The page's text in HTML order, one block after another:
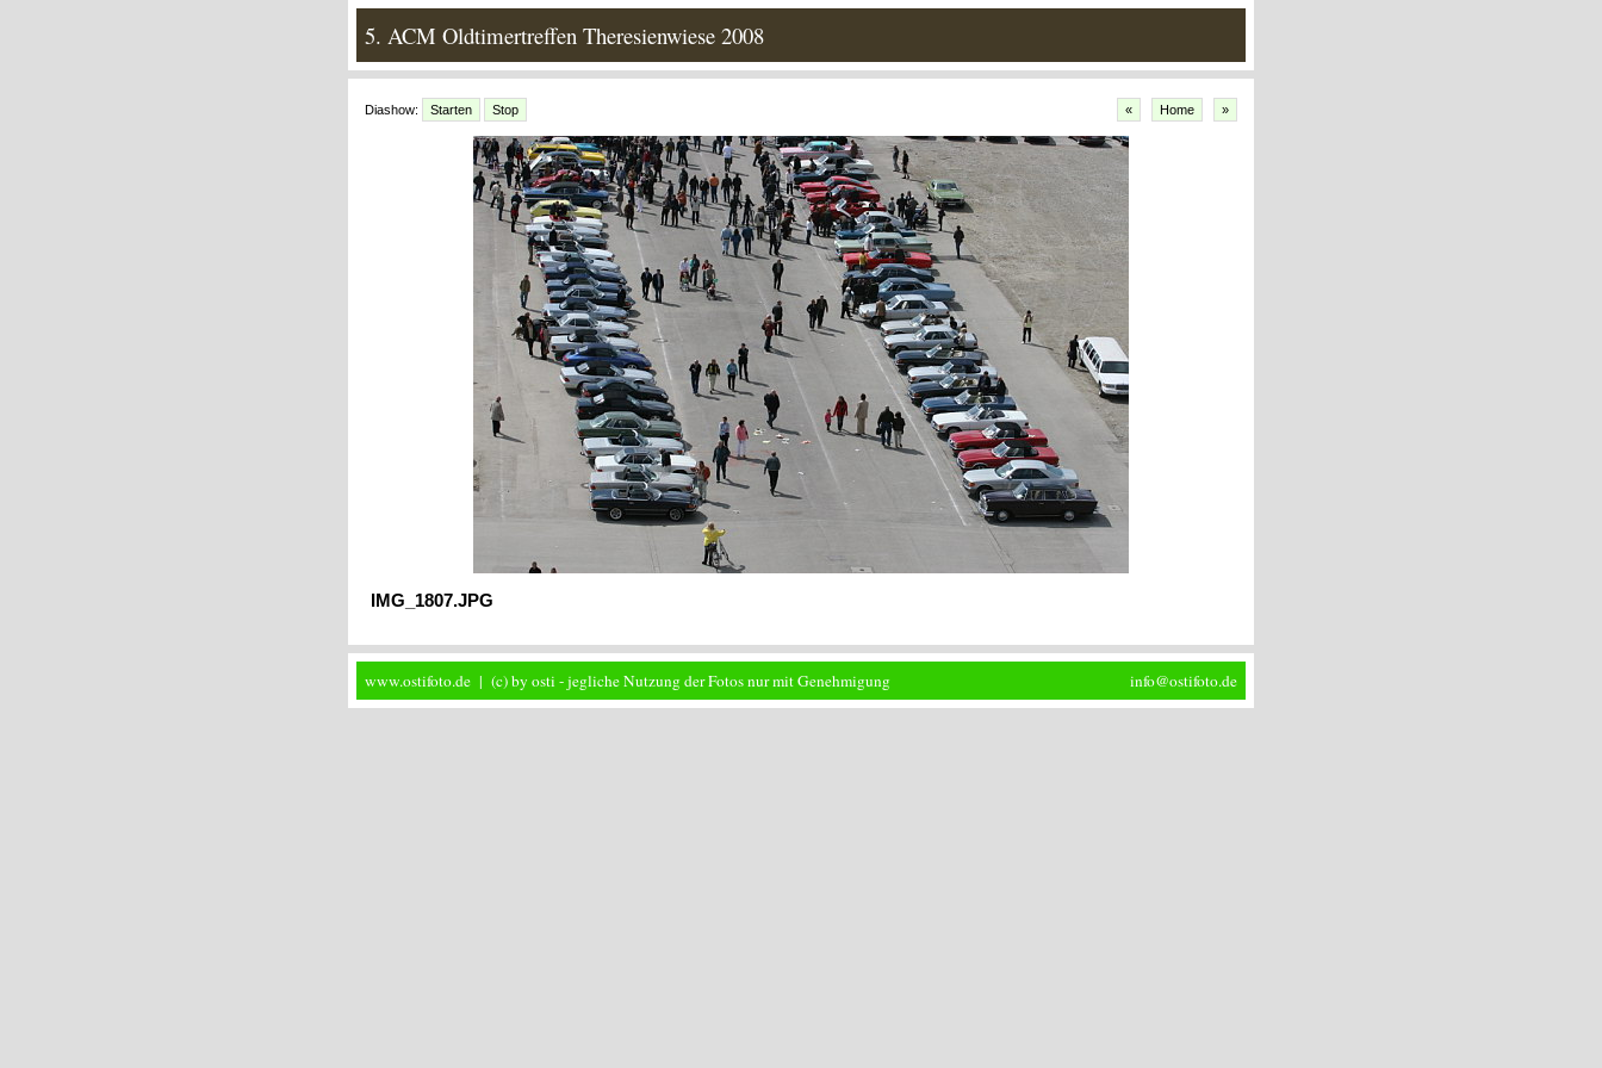
5. ACM Oldtimertreffen Theresienwiese 2008
Diashow: Starten Stop « Home »
IMG_1807.JPG
www.ostifoto.de | (c) by osti - jegliche Nutzung der Fotos nur mit Genehmigung info@ostifoto.de